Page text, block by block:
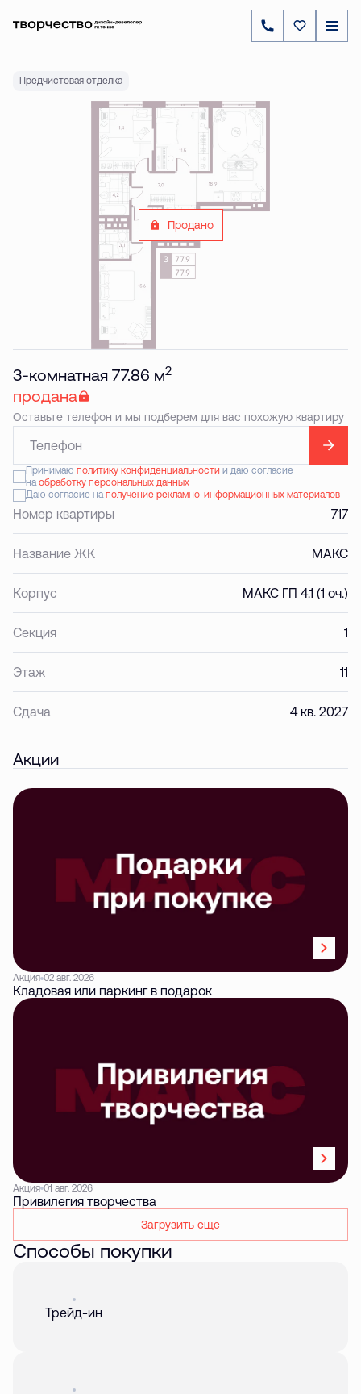
3-комнатная77.86 м
Цена по запросу
Предчистовая отделка
Продано
3-комнатная 77.86 м2
продана
Оставьте телефон и мы подберем для вас похожую квартиру
Принимаю политику конфиденциальностии даю согласие
наобработку персональных данных
Даю согласие наполучение рекламно-информационных материалов
Номер квартиры 717
Название ЖК МАКС
Корпус МАКС ГП 4.1 (1 оч.)
Секция 1
Этаж 11
Сдача 4 кв. 2027
Акции
Акция 02 авг. 2026
Кладовая или паркинг в подарок
Акция 01 авг. 2026
Привилегия творчества
Загрузить еще
Способы покупки
Трейд-ин